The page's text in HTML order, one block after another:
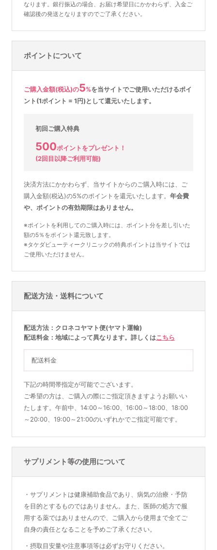
なります。銀行振込の場合、お届け希望日にかかわらず、入金ご
確認後の発送となりますのでご了承ください。
ポイントについて
ご購入金額(税込)の5%を当サイトでご使用いただけるポイ
ント(1ポイント = 1円)として還元いたします。
初回ご購入特典
500ポイントをプレゼント！
(2回目以降ご利用可能)
決済方法にかかわらず、当サイトからのご購入時には、ご
購入金額(税込)の5%のポイントを還元いたします。 年会費
や、ポイントの有効期限はありません。
※ポイントを利用してのご購入時には、ポイント分を差し引いた
額の5％をポイント還元致します。
※タケダビューティークリニックの特典ポイントは当サイトでは
ご使用いただけません。
配送方法・送料について
配送方法
クロネコヤマト便(ヤマト運輸)
配送料金
地域によって異なります。詳しくはこちら
配送料金
下記の時間帯指定が可能でございます。
ご希望の方は、ご購入の際にご指定頂きますようお願いい
たします。午前中、14:00～16:00、16:00～18:00、18:00
～20:00、19:00～21:00のいずれかでご指定可能です。
サプリメント等の使用について
・サプリメントは健康補助食品であり、病気の治療・予防
を目的とするものではありません。また、医師の処方で服
用する薬ではありませんので、ご購入から使用まで全てご
自身の責任となることを予めご了承ください。
・摂取目安量や注意事項等は必ずお守りください。